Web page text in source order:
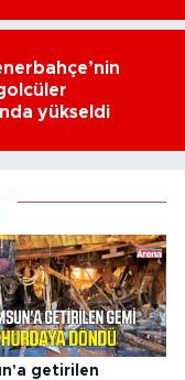
yükseldi
getirilen